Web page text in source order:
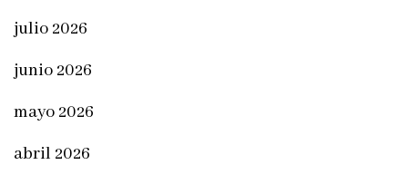
julio 2026
junio 2026
mayo 2026
abril 2026